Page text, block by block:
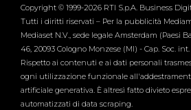
Verissimo
Copyright © 1999-2026 RTI S.p.A. Business
Tutti i diritti riservati – Per la pubblicità
Mediaset N.V., sede legale Amsterdam (Paesi
46, 20093 Cologno Monzese (MI) - Cap. Soc. int.
Rispetto ai contenuti e ai dati personali
ogni utilizzazione funzionale
artificiale generativa. È altresì fatto divieto
automatizzati di data scraping.